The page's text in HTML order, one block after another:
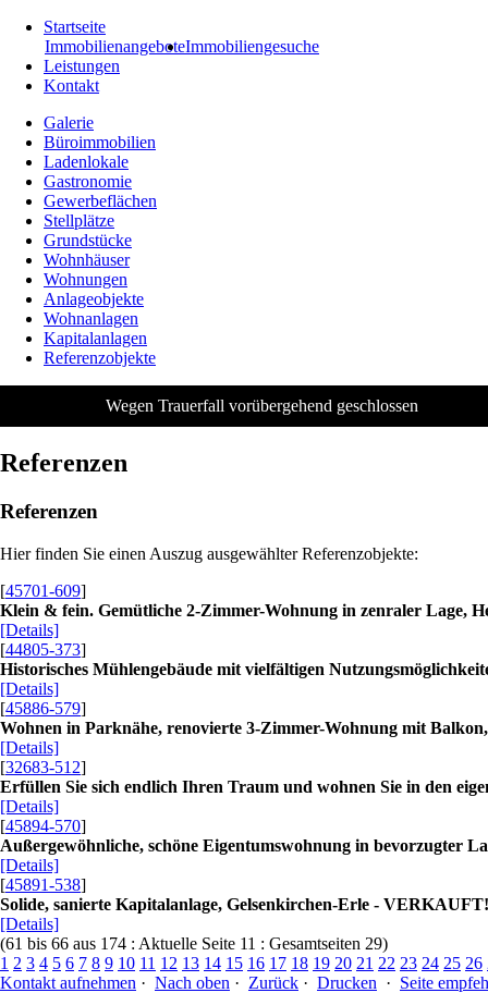
Startseite
ImmobilienangeboteImmobiliengesuche
Leistungen
Kontakt
Galerie
Büroimmobilien
Ladenlokale
Gastronomie
Gewerbeflächen
Stellplätze
Grundstücke
Wohnhäuser
Wohnungen
Anlageobjekte
Wohnanlagen
Kapitalanlagen
Referenzobjekte
Wegen Trauerfall vorübergehend geschlossen
Referenzen
Referenzen
Hier finden Sie einen Auszug ausgewählter Referenzobjekte:
[45701-609]
Klein & fein. Gemütliche 2-Zimmer-Wohnung in zenraler Lage,
[Details]
[44805-373]
Historisches Mühlengebäude mit vielfältigen
[Details]
[45886-579]
Wohnen in Parknähe, renovierte 3-Zimmer-Wohnung mit
[Details]
[32683-512]
Erfüllen Sie sich endlich Ihren Traum und wohnen Sie in den
[Details]
[45894-570]
Außergewöhnliche, schöne Eigentumswohnung in bevorzugter
[Details]
[45891-538]
Solide, sanierte Kapitalanlage, Gelsenkirchen-Erle - VERKAUFT!
[Details]
(61 bis 66 aus 174 : Aktuelle Seite 11 : Gesamtseiten 29)
1 2 3 4 5 6 7 8 9 10 11 12 13 14 15 16 17 18 19 20 21 22 23 24 25 26
Kontakt aufnehmen · Nach oben · Zurück · Drucken · Seite